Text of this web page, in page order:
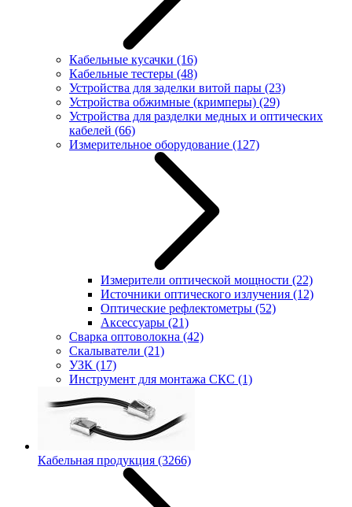
Кабельные кусачки (16)
Кабельные тестеры (48)
Устройства для заделки витой пары (23)
Устройства обжимные (кримперы) (29)
Устройства для разделки медных и оптических
кабелей (66)
Измерительное оборудование (127)
Измерители оптической мощности (22)
Источники оптического излучения (12)
Оптические рефлектометры (52)
Аксессуары (21)
Сварка оптоволокна (42)
Скалыватели (21)
УЗК (17)
Инструмент для монтажа СКС (1)
Кабельная продукция (3266)